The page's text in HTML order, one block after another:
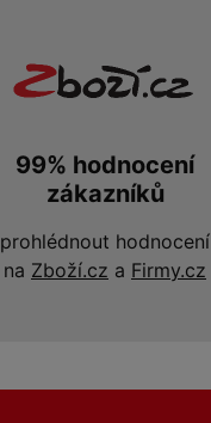
99% hodnocení
zákazníků
prohlédnout hodnocení
na Zboží.cz a Firmy.cz